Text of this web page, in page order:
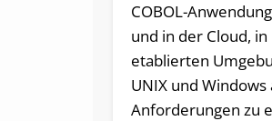
COBOL-
und in der Cloud, in
etablierten
UNIX und
Anforderungen zu